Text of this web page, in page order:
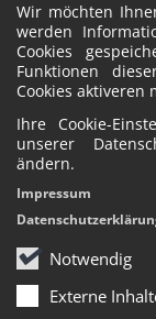
Wir möchten
werden
Cookies
Funktionen
Cookies aktiveren
Ihre Cookie-
unserer
ändern.
Notwendig
Externe
Impressum